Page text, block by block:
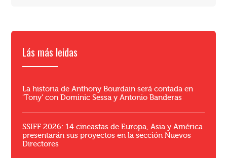
Lás más leidas
La historia de Anthony Bourdain será contada en
'Tony' con Dominic Sessa y Antonio Banderas
SSIFF 2026: 14 cineastas de Europa, Asia y América
presentarán sus proyectos en la sección Nuevos
Directores